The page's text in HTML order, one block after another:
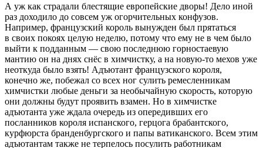
А уж как страдали блестящие европейские дворы! Дело иной
раз доходило до совсем уж огорчительных конфузов.
Например, французский король вынужден был прятаться
в своих покоях целую неделю, потому что ему не в чем было
выйти к подданным — свою последнюю горностаевую
мантию он на днях снёс в химчистку, а на новую-то мехов уже
неоткуда было взять! Адъютант французского короля,
конечно же, побежал со всех ног сулить ремесленникам
химчистки любые деньги за необычайную скорость, которую
они должны будут проявить взамен. Но в химчистке
адъютанта уже ждала очередь из опередивших его
посланников короля испанского, герцога брабантского,
курфюрста бранденбургского и папы ватиканского. Всем этим
адъютантам также не терпелось посулить работникам